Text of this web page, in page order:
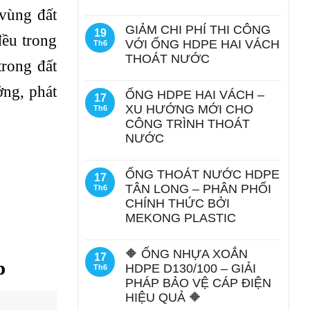
đất
trong
đất
phát
19
Th6
GIẢM CHI PHÍ THI CÔNG
VỚI ỐNG HDPE HAI VÁCH
THOÁT NƯỚC
17
Th6
ỐNG HDPE HAI VÁCH –
XU HƯỚNG MỚI CHO
CÔNG TRÌNH THOÁT
NƯỚC
17
Th6
ỐNG THOÁT NƯỚC HDPE
TÂN LONG – PHÂN PHỐI
CHÍNH THỨC BỞI
MEKONG PLASTIC
17
Th6
🔶 ỐNG NHỰA XOẮN
HDPE D130/100 – GIẢI
PHÁP BẢO VỆ CÁP ĐIỆN
HIỆU QUẢ 🔶